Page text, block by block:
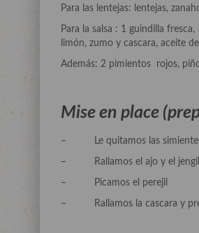
Para las lentejas: lentejas,
Para la salsa : 1 guindilla
limón, zumo y cascara, aceite
Además: 2 pimientos rojos,
Mise en place
– Le quitamos las simientes
– Rallamos el ajo y el
– Picamos el perejil
– Rallamos la cascara y